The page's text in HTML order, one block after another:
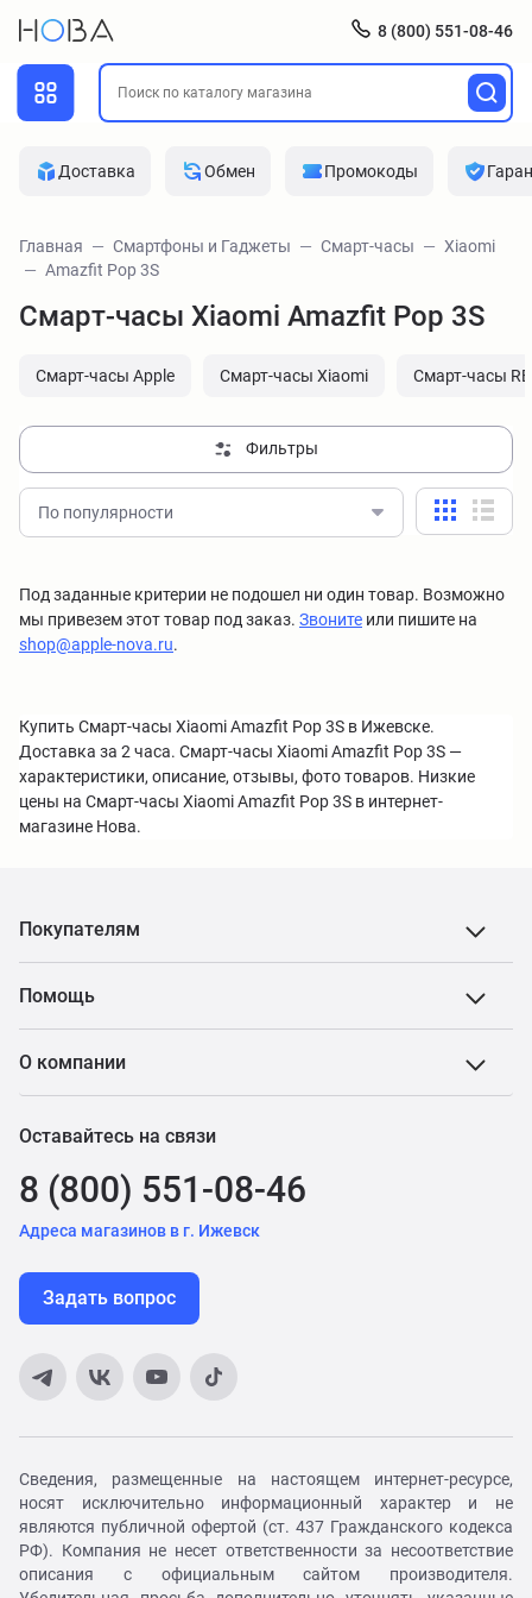
8 (800) 551-08-46
Доставка Обмен Промокоды
Главная Смартфоны и Гаджеты Смарт-часы
Xiaomi
Amazfit Pop 3S
Смарт-часы Xiaomi Amazfit Pop 3S
Смарт-часы Apple Смарт-часы Xiaomi Смарт-часы
Фильтры
По популярности
Под заданные критерии не подошел ни один товар. Возможно
мы привезем этот товар под заказ. Звоните или пишите на
shop@apple-nova.ru.
Купить Смарт-часы Xiaomi Amazfit Pop 3S в Ижевске.
Доставка за 2 часа. Смарт-часы Xiaomi Amazfit Pop 3S —
характеристики, описание, отзывы, фото товаров. Низкие
цены на Смарт-часы Xiaomi Amazfit Pop 3S в интернет-
магазине Нова.
Покупателям
Помощь
О компании
Оставайтесь на связи
8 (800) 551-08-46
Адреса магазинов в г. Ижевск
Задать вопрос
Сведения, размещенные на настоящем интернет-ресурсе,
носят исключительно информационный характер и не
являются публичной офертой (ст. 437 Гражданского кодекса
РФ). Компания не несет ответственности за несоответствие
описания с официальным сайтом производителя.